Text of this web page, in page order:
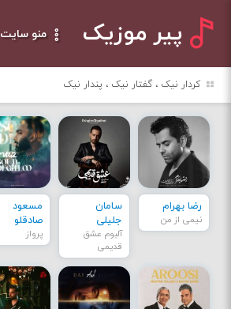
پیر موزیک منو سایت
کردار نیک ، گفتار نیک ، پندار نیک
رضا بهرام
نیمی از من
سامان
جلیلی
آلبوم عشق
قدیمی
مسعود
صادقلو
پرواز